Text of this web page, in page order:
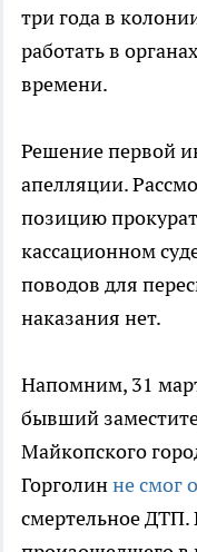
три года в
работать в
времени.
Решение первой
апелляции.
позицию
кассационном
поводов для
наказания нет.
Напомним, 31
бывший
Майкопского
Горголинне смог
смертельное ДТП.